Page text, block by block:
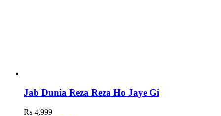
Jab Dunia Reza Reza Ho Jaye Gi
₨ 4,999